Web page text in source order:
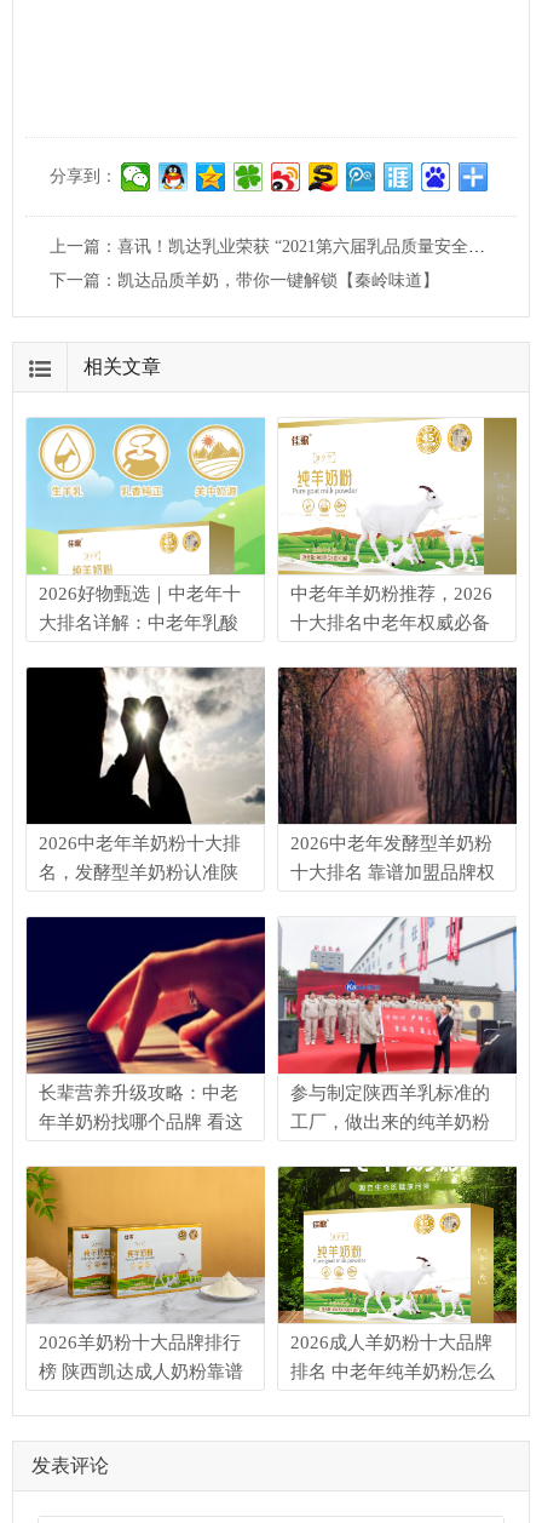
分享到：
上一篇： 喜讯！凯达乳业荣获 “2021第六届乳品质量安全技能大赛”两项大奖！
下一篇： 凯达品质羊奶，带你一键解锁【秦岭味道】
相关文章
2026好物甄选｜中老年十
大排名详解：中老年乳酸
中老年羊奶粉推荐，2026
十大排名中老年权威必备
2026中老年羊奶粉十大排
名，发酵型羊奶粉认准陕
《Journal of Dairy
Science》发布的国民乳品
健康调查数据显示，国内
约有50%的
2026中老年发酵型羊奶粉
十大排名 靠谱加盟品牌权
长辈营养升级攻略：中老
年羊奶粉找哪个品牌 看这
参与制定陕西羊乳标准的
工厂，做出来的纯羊奶粉
达乳业与孝子羊中老年纯
羊奶粉的品质密码
2026羊奶粉十大品牌排行
榜 陕西凯达成人奶粉靠谱
2026成人羊奶粉十大品牌
排名 中老年纯羊奶粉怎么
发表评论